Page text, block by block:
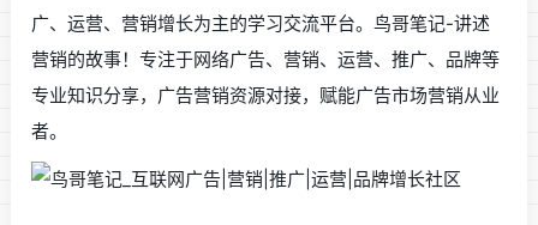
广、运营、营销增长为主的学习交流平台。鸟哥笔记-讲述
营销的故事！专注于网络广告、营销、运营、推广、品牌等
专业知识分享，广告营销资源对接，赋能广告市场营销从业
者。